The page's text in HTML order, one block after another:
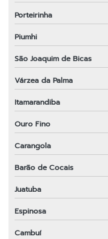
Porteirinha
Piumhi
São Joaquim de Bicas
Várzea da Palma
Itamarandiba
Ouro Fino
Carangola
Barão de Cocais
Juatuba
Espinosa
Cambuí